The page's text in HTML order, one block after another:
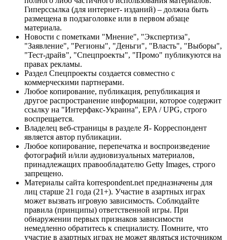
Гиперссылка (для интернет- изданий) – должна быть
размещена в подзаголовке или в первом абзаце
материала.
Новости с пометками "Мнение", "Экспертиза",
"Заявление", "Регионы", "Деньги", "Власть", "Выборы",
"Тест-драйв", "Спецпроекты", "Промо" публикуются на
правах рекламы.
Раздел Спецпроекты создается совместно с
коммерческими партнерами.
Любое копирование, публикация, републикация и
другое распространение информации, которое содержит
ссылку на "Интерфакс-Украина", EPA / UPG, строго
воспрещается.
Владелец веб-страницы в разделе Я- Корреспондент
является автор публикации.
Любое копирование, перепечатка и воспроизведение
фотографий и/или аудиовизуальных материалов,
принадлежащих правообладателю Getty Images, строго
запрещено.
Материалы сайта korrespondent.net предназначены для
лиц старше 21 года (21+). Участие в азартных играх
может вызвать игровую зависимость. Соблюдайте
правила (принципы) ответственной игры. При
обнаружении первых признаков зависимости
немедленно обратитесь к специалисту. Помните, что
участие в азартных играх не может являться источником